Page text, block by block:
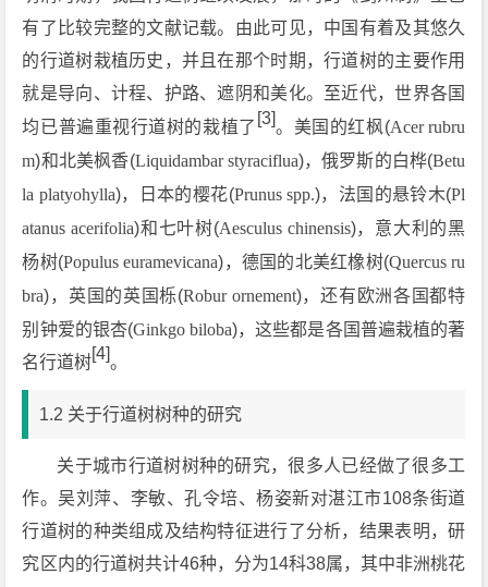
有了比较完整的文献记载。由此可见，中国有着及其悠久
的行道树栽植历史，并且在那个时期，行道树的主要作用
就是导向、计程、护路、遮阴和美化。至近代，世界各国
均已普遍重视行道树的栽植了 [3]。美国的红枫(Acer rubru
m)和北美枫香(Liquidambar styraciflua)，俄罗斯的白桦(Betu
la platyohylla)，日本的樱花(Prunus spp. )，法国的悬铃木(Pl
atanus acerifolia)和七叶树(Aesculus chinensis)，意大利的黑
杨树(Populus euramevicana)，德国的北美红橡树(Quercus ru
bra)，英国的英国栎(Robur ornement)，还有欧洲各国都特
别钟爱的银杏(Ginkgo biloba)，这些都是各国普遍栽植的著
名行道树[4]。
1.2 关于行道树树种的研究
关于城市行道树树种的研究，很多人已经做了很多工
作。吴刘萍、李敏、孔令培、杨姿新对湛江市108条街道
行道树的种类组成及结构特征进行了分析，结果表明，研
究区内的行道树共计46种，分为14科38属，其中非洲桃花